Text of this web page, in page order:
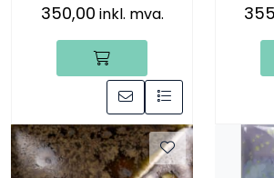
350,00 inkl. mva.